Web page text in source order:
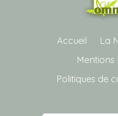
Accueil
La
Mentions
Politiques de